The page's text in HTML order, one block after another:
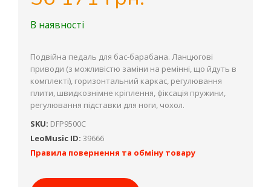
В наявності
Подвійна педаль для бас-барабана. Ланцюгові
приводи (з можливістю заміни на ремінні, що йдуть в
комплекті), горизонтальний каркас, регулювання
плити, швидкознімне кріплення, фіксація пружини,
регулювання підставки для ноги, чохол.
SKU: DFP9500C
LeoMusic ID: 39666
Правила повернення та обміну товару